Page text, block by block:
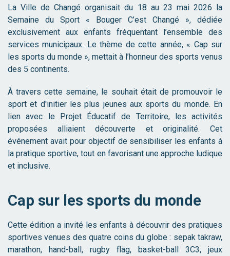
La Ville de Changé organisait du 18 au 23 mai 2026 la
Semaine du Sport « Bouger C’est Changé », dédiée
exclusivement aux enfants fréquentant l’ensemble des
services municipaux. Le thème de cette année, « Cap sur
les sports du monde », mettait à l’honneur des sports venus
des 5 continents.
À travers cette semaine, le souhait était de promouvoir le
sport et d'initier les plus jeunes aux sports du monde. En
lien avec le Projet Éducatif de Territoire, les activités
proposées alliaient découverte et originalité. Cet
événement avait pour objectif de sensibiliser les enfants à
la pratique sportive, tout en favorisant une approche ludique
et inclusive.
Cap sur les sports du monde
Cette édition a invité les enfants à découvrir des pratiques
sportives venues des quatre coins du globe : sepak takraw,
marathon, hand-ball, rugby flag, basket-ball 3C3, jeux